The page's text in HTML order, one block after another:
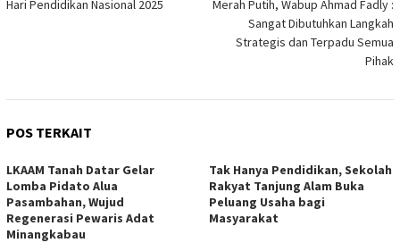
Hari Pendidikan Nasional 2025
Merah Putih, Wabup Ahmad Fadly :
Sangat Dibutuhkan Langkah
Strategis dan Terpadu Semua
Pihak
POS TERKAIT
LKAAM Tanah Datar Gelar
Lomba Pidato Alua
Pasambahan, Wujud
Regenerasi Pewaris Adat
Minangkabau
Tak Hanya Pendidikan, Sekolah
Rakyat Tanjung Alam Buka
Peluang Usaha bagi
Masyarakat